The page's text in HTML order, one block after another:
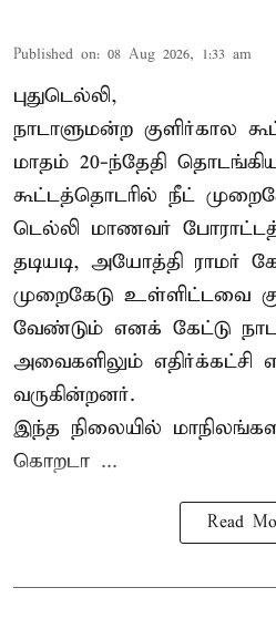
Published on: 08 Aug 2026, 1:33 am
புதுடெல்லி,
நாடாளுமன்ற குளிர்கால
மாதம் 20-ந்தேதி
கூட்டத்தொடரில் நீட்
டெல்லி மாணவர்
தடியடி, அயோத்தி
முறைகேடு உள்ளிட்டவை
வேண்டும் எனக் கேட்டு
அவைகளிலும் எதிர்க்கட்சி
வருகின்றனர்.
இந்த நிலையில்
கொறடா ...
Read